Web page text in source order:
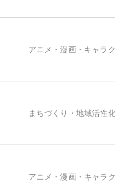
アニメ・漫画・キャラ
まちづくり・地域活性
アニメ・漫画・キャラ